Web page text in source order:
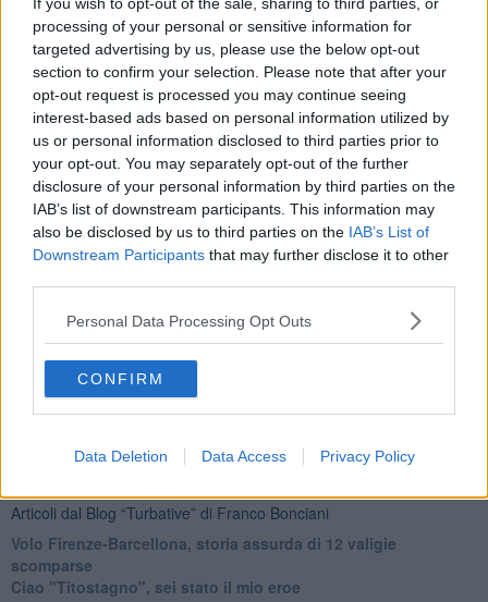
processing of your personal or sensitive information for
targeted advertising by us, please use the below opt-out
section to confirm your selection. Please note that after your
opt-out request is processed you may continue seeing
interest-based ads based on personal information utilized by
us or personal information disclosed to third parties prior to
your opt-out. You may separately opt-out of the further
disclosure of your personal information by third parties on the
IAB’s list of downstream participants. This information may
also be disclosed by us to third parties on the IAB’s List of
Downstream Participants that may further disclose it to other
Personal Data Processing Opt Outs
CONFIRM
Data Deletion Data Access Privacy Policy
massebuttandola in caciara da problemi più gravi. Basterebbe
poco, non parlarne, smorzare la luce dei riflettori su qualche
personaggio per mettere in risalto particolari importanti, e i
veri .
Se Cattelan voleva farci capire chesiamo noi a dare valore a
certe persone e situazioni,viva la sua banana : in definitiva, anche
se ci ritroviamo circondati da banane,sta a noifarne l’uso
migliore. Evitando di scivolaresulle bucce.
Franco Bonciani
Se vuoi leggere le notizie principali della Toscana iscriviti alla
Newsletter QUInews - ToscanaMedia.
alle 20:00 direttamente nella tua casella di posta.
Ti potrebbe interessare anche:
Articoli dal Blog “Turbative” di Franco Bonciani
Volo Firenze-Barcellona, storia assurda di 12 valigie
scomparse
Ciao "Titostagno", sei stato il mio eroe